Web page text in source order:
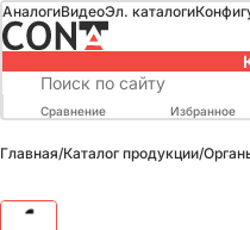
АналогиВидеоЭл. каталоги
Сравнение Избранное
Главная/Каталог продукции/